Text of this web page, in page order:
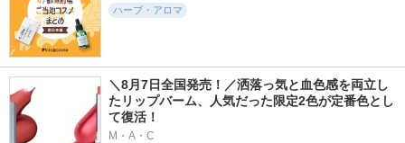
5.3
407件
コアバランス オイ
ル
athletia(アスレティア) ヴェレダ ヴェレダ
ハーブ・アロマ
＼8月7日全国発売！／洒落っ気と血色感を両立し
たリップバーム、人気だった限定2色が定番色とし
て復活！
M・A・C